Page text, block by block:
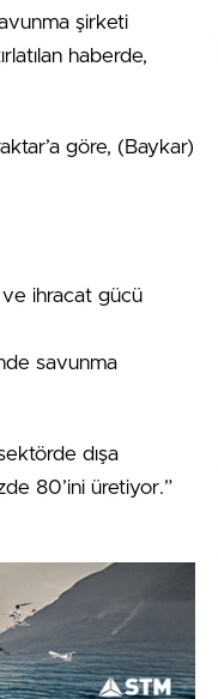
şirketi
haberde,
göre, (Baykar)
ve ihracat gücü
savunma
dışa
80’ini üretiyor.”